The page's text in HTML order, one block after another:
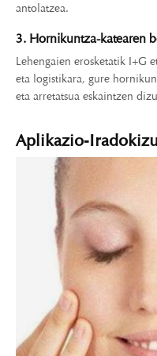
antolatzea.
3. Hornikuntza-katearen
Lehengaien erosketatik I+G
eta logistikara, gure
eta arretatsua eskaintzen
Aplikazio-